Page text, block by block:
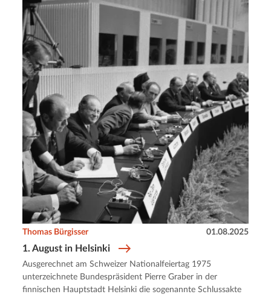
1. August in Helsinki
Thomas Bürgisser 01.08.2025
Ausgerechnet am Schweizer Nationalfeiertag 1975
unterzeichnete Bundespräsident Pierre Graber in der
finnischen Hauptstadt Helsinki die sogenannte Schlussakte